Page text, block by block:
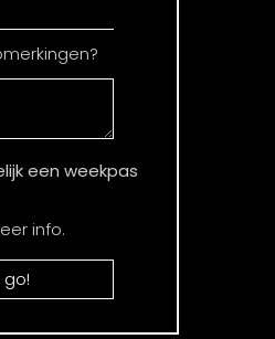
een weekpas
info.